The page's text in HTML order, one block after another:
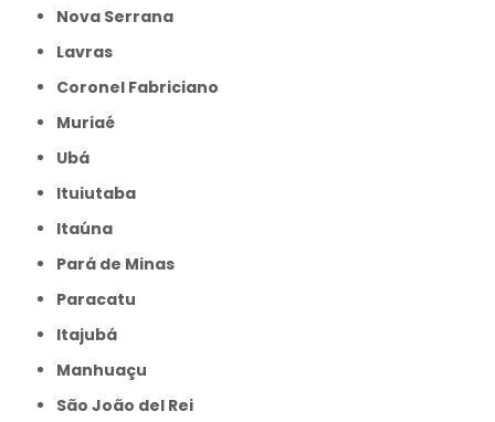
Nova Serrana
Lavras
Coronel Fabriciano
Muriaé
Ubá
Ituiutaba
Itaúna
Pará de Minas
Paracatu
Itajubá
Manhuaçu
São João del Rei